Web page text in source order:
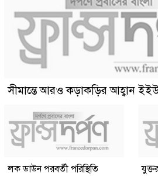
সীমান্তে আরও কড়াকড়ির আহ্বান
লক ডাউন পরবর্তী পরিস্থিতি